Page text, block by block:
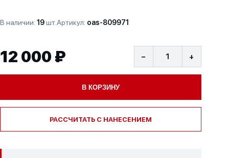
В наличии: 19шт.Артикул: oas-809971
12 000 ₽ − +
В КОРЗИНУ
РАССЧИТАТЬ С НАНЕСЕНИЕМ